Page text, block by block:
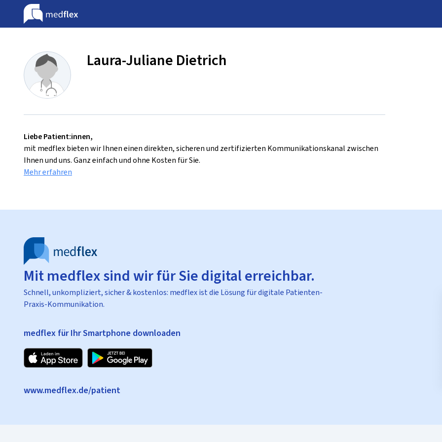
Laura-Juliane Dietrich
Liebe Patient:innen,
mit medflex bieten wir Ihnen einen direkten, sicheren und zertifizierten Kommunikationskanal zwischen
Ihnen und uns. Ganz einfach und ohne Kosten für Sie.
Mehr erfahren
Mit medflex sind wir für Sie digital erreichbar.
Schnell, unkompliziert, sicher & kostenlos: medflex ist die Lösung für digitale Patienten-
Praxis-Kommunikation.
medflex für Ihr Smartphone downloaden
www.medflex.de/patient